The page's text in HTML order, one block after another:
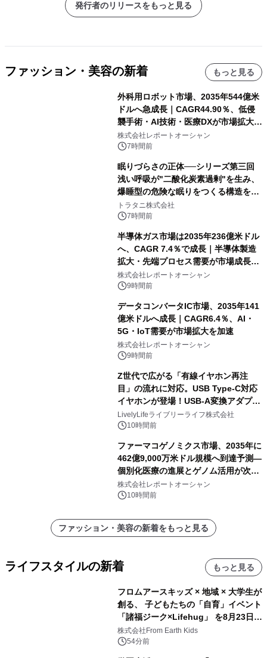
発行者のリリースをもっと見る
ファッション・美容の新着 もっと見る
外科用ロボット市場、2035年544億米
ドルへ急成長｜CAGR44.90％、低侵
襲手術・AI技術・医療DXが市場拡大を
牽引
株式会社レポートオーシャン
7時間前
眠りづらさの正体──シリーズ第三回
浅い呼吸が"二酸化炭素過剰"を生み、
爆睡型の危険な眠りをつくる構造を解
説
トラタニ株式会社
7時間前
半導体ガス市場は2035年236億米ドル
へ、CAGR 7.4％で成長｜半導体製造
拡大・先端プロセス需要が市場成長を
加速
株式会社レポートオーシャン
9時間前
データコンバータIC市場、2035年141
億米ドルへ成長｜CAGR6.4％、AI・
5G・IoT需要が市場拡大を加速
株式会社レポートオーシャン
9時間前
Z世代で広がる「有線イヤホン再注
目」の流れに対応。USB Type-C対応
イヤホンが登場！USB-A変換アダプタ
ー付きでスマホからパソコンまで幅広
く活用可能
LivelyLifeライブリーライフ株式会社
10時間前
ファーマコゲノミクス市場、2035年に
462億9,000万米ドル規模へ到達予測―
個別化医療の進展とゲノム活用が次世
代ヘルスケア投資を加速
株式会社レポートオーシャン
10時間前
ファッション・美容の新着をもっと見る
ライフスタイルの新着 もっと見る
フロムアースキッズ × 地域 × 大学生が
創る、 子どもたちの「自育」イベント
「諸福ジーク×Lifehug」 を8月23日
(日)開催
株式会社From Earth Kids
54分前